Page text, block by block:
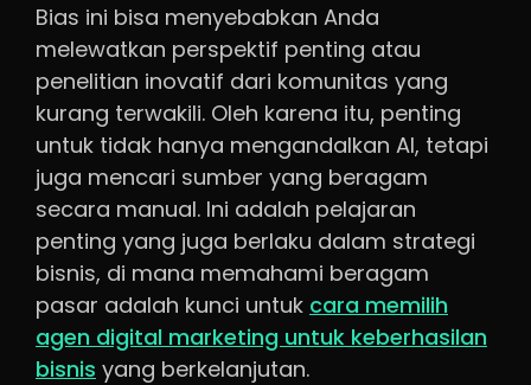
Bias ini bisa menyebabkan Anda
melewatkan perspektif penting atau
penelitian inovatif dari komunitas yang
kurang terwakili. Oleh karena itu, penting
untuk tidak hanya mengandalkan AI, tetapi
juga mencari sumber yang beragam
secara manual. Ini adalah pelajaran
penting yang juga berlaku dalam strategi
bisnis, di mana memahami beragam
pasar adalah kunci untuk cara memilih
agen digital marketing untuk keberhasilan
bisnis yang berkelanjutan.